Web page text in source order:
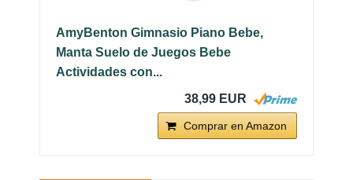
AmyBenton Gimnasio Piano Bebe,
Manta Suelo de Juegos Bebe
Actividades con...
38,99 EUR
Comprar en Amazon